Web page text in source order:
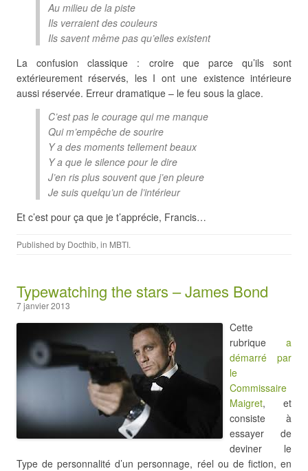
Au milieu de la piste
Ils verraient des couleurs
Ils savent même pas qu’elles existent
La confusion classique : croire que parce qu’ils sont
extérieurement réservés, les I ont une existence intérieure
aussi réservée. Erreur dramatique – le feu sous la glace.
C’est pas le courage qui me manque
Qui m’empêche de sourire
Y a des moments tellement beaux
Y a que le silence pour le dire
J’en ris plus souvent que j’en pleure
Je suis quelqu’un de l’intérieur
Et c’est pour ça que je t’apprécie, Francis…
Published by Docthib, in MBTI.
Typewatching the stars – James Bond
7 janvier 2013
Cette
rubrique a
démarré par
le
Commissaire
Maigret, et
consiste à
essayer de
deviner le
Type de personnalité d’un personnage, réel ou de fiction, en